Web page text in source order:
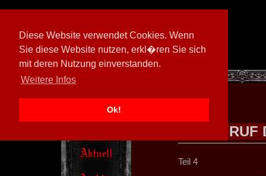
Diese Website verwendet Cookies. Wenn
Sie diese Website nutzen, erkl�ren Sie sich
mit deren Nutzung einverstanden.
Weitere Infos
Ok!
[ 594026/M3]
RUF
Teil 4